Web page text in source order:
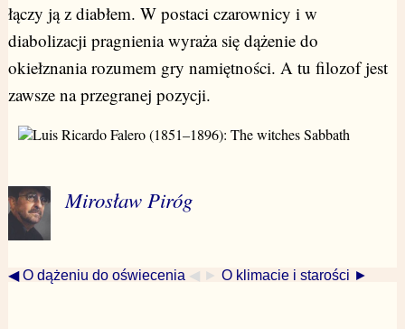
łączy ją z diabłem. W postaci czarownicy i w
diabolizacji pragnienia wyraża się dążenie do
okiełznania rozumem gry namiętności. A tu filozof jest
zawsze na przegranej pozycji.
Mirosław Piróg
◀ O dążeniu do oświecenia ◀ ► O klimacie i starości ►